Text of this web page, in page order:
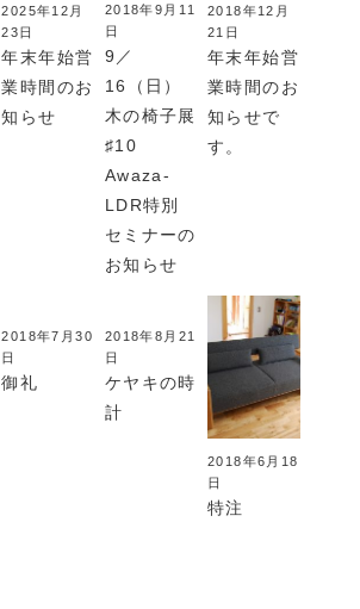
2025年12月
23日
年末年始営
業時間のお
知らせ
2018年9月11
日
9／
16（日）
木の椅子展
♯10
Awaza-
LDR特別
セミナーの
お知らせ
2018年12月
21日
年末年始営
業時間のお
知らせで
す。
2018年7月30
日
御礼
2018年8月21
日
ケヤキの時
計
2018年6月18
日
特注